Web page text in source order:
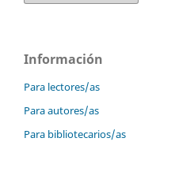
Información
Para lectores/as
Para autores/as
Para bibliotecarios/as